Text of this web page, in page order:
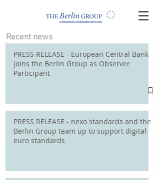
Recent news
PRESS RELEASE - European Central Bank
joins the Berlin Group as Observer
Participant
PRESS RELEASE - nexo standards and the
Berlin Group team up to support digital
euro standards